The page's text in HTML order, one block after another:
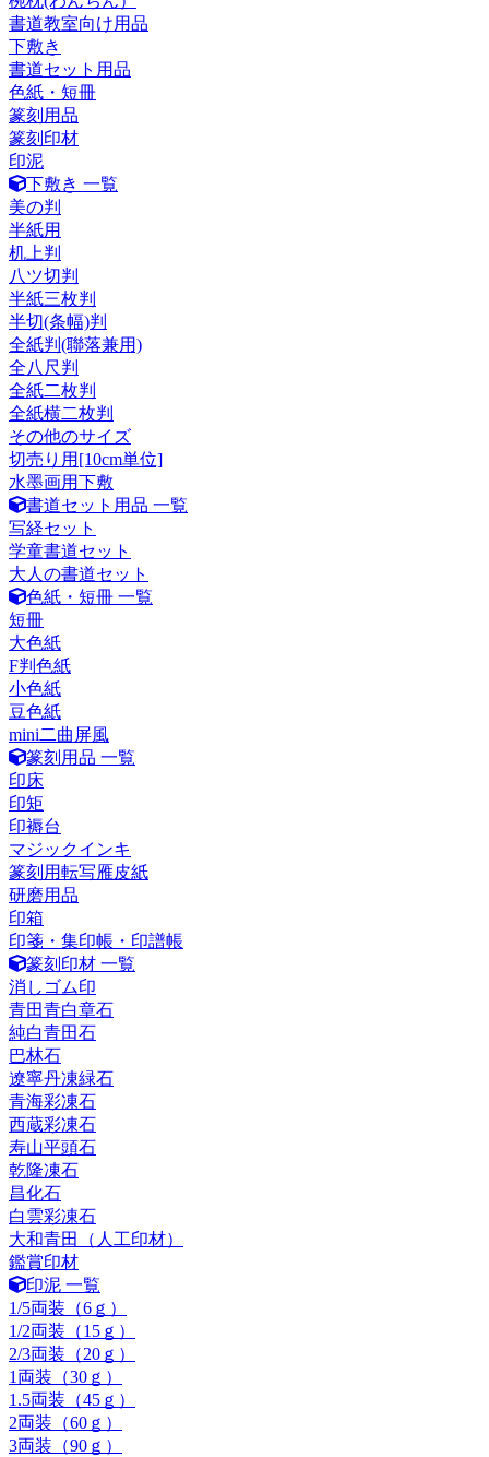
書道教室向け用品
下敷き
書道セット用品
色紙・短冊
篆刻用品
篆刻印材
印泥
下敷き 一覧
美の判
半紙用
机上判
八ツ切判
半紙三枚判
半切(条幅)判
全紙判(聯落兼用)
全八尺判
全紙二枚判
全紙横二枚判
その他のサイズ
切売り用[10cm単位]
水墨画用下敷
書道セット用品 一覧
写経セット
学童書道セット
大人の書道セット
色紙・短冊 一覧
短冊
大色紙
F判色紙
小色紙
豆色紙
mini二曲屏風
篆刻用品 一覧
印床
印矩
印褥台
マジックインキ
篆刻用転写雁皮紙
研磨用品
印箱
印箋・集印帳・印譜帳
篆刻印材 一覧
消しゴム印
青田青白章石
純白青田石
巴林石
遼寧丹凍緑石
青海彩凍石
西蔵彩凍石
寿山平頭石
乾隆凍石
昌化石
白雲彩凍石
大和青田（人工印材）
鑑賞印材
印泥 一覧
1/5両装（6ｇ）
1/2両装（15ｇ）
2/3両装（20ｇ）
1両装（30ｇ）
1.5両装（45ｇ）
2両装（60ｇ）
3両装（90ｇ）